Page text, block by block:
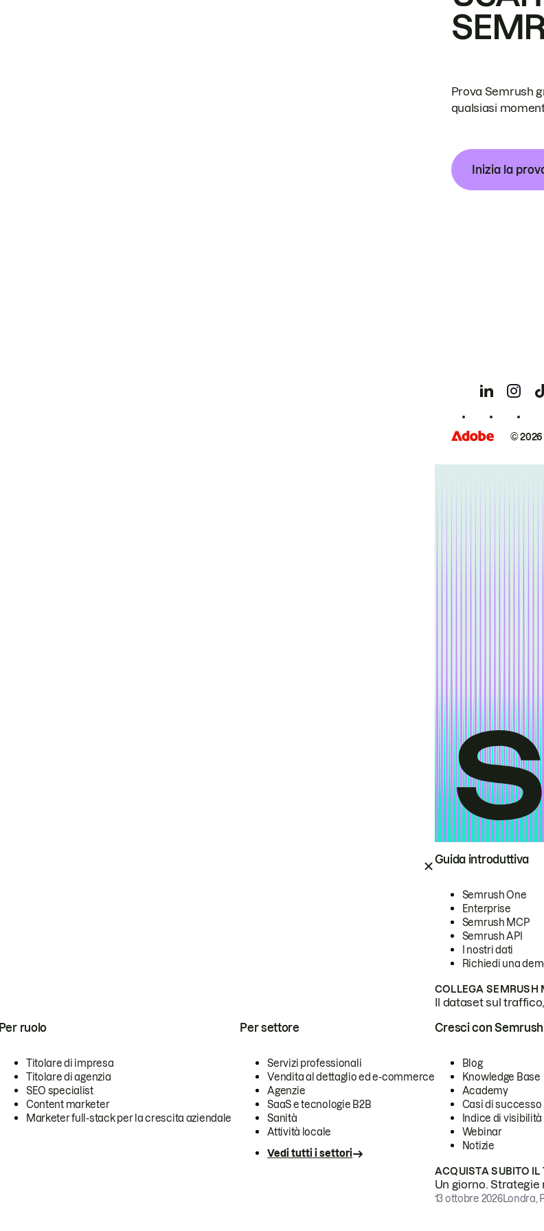
Guida introduttiva
Semrush One
Enterprise
Semrush MCP
Semrush API
I nostri dati
Richiedi una
COLLEGA SEMRUSH
Il dataset sul
Per ruolo
Titolare di impresa
Titolare di agenzia
SEO specialist
Content marketer
Marketer full-stack per la crescita aziendale
Per settore
Servizi professionali
Vendita al dettaglio ed e-commerce
Agenzie
SaaS e tecnologie B2B
Sanità
Attività locale
Vedi tutti i settori
Cresci con Semrush
Blog
Knowledge Base
Academy
Casi di successo
Indice di visibilità
Webinar
Notizie
ACQUISTA SUBITO IL
Un giorno.
13 ottobre 2026Londra,
Prova Semrush
qualsiasi
Inizia la
©